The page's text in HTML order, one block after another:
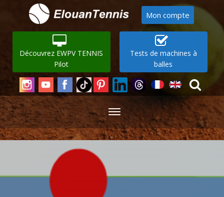
Mon compte
Découvrez EWPV TENNIS
Pilot
Tests de machines à
balles